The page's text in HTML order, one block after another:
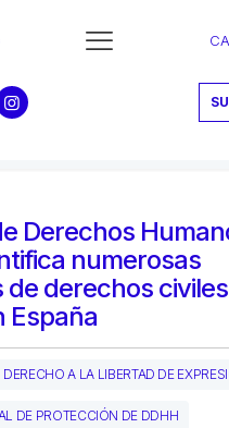
Derechos
numerosas
de derechos
España
DERECHO A LA LIBERTAD DE
DE PROTECCIÓN DE DDHH